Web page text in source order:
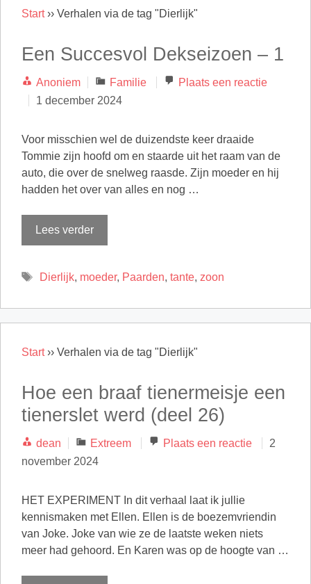
Start›› Verhalen via de tag "Dierlijk"
Een Succesvol Dekseizoen – 1
Anoniem Categorieën
Familie
Plaats een reactie
1 december 2024
Voor misschien wel de duizendste keer draaide
Tommie zijn hoofd om en staarde uit het raam van de
auto, die over de snelweg raasde. Zijn moeder en hij
hadden het over van alles en nog …
Lees verder
Tags
Dierlijk, moeder, Paarden, tante, zoon
Start›› Verhalen via de tag "Dierlijk"
Hoe een braaf tienermeisje een
tienerslet werd (deel 26)
dean Categorieën
Extreem Plaats een reactie
2
november 2024
HET EXPERIMENT In dit verhaal laat ik jullie
kennismaken met Ellen. Ellen is de boezemvriendin
van Joke. Joke van wie ze de laatste weken niets
meer had gehoord. En Karen was op de hoogte van …